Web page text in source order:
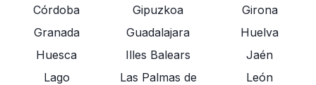
Córdoba
Gipuzkoa
Girona
Granada
Guadalajara
Huelva
Huesca
Illes Balears
Jaén
Lago
Las Palmas de
León